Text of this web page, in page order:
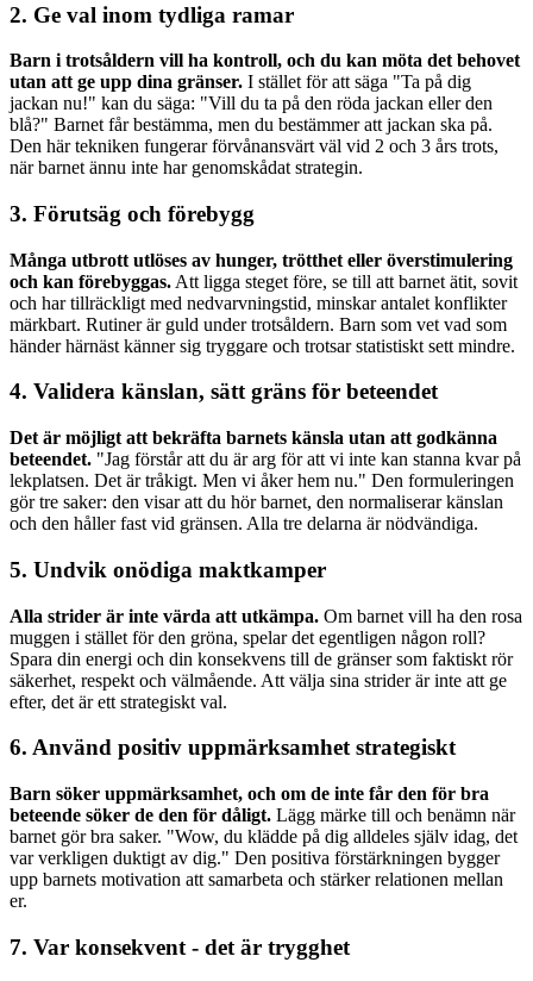
2. Ge val inom tydliga ramar
Barn i trotsåldern vill ha kontroll, och du kan möta det behovet
utan att ge upp dina gränser. I stället för att säga "Ta på dig
jackan nu!" kan du säga: "Vill du ta på den röda jackan eller den
blå?" Barnet får bestämma, men du bestämmer att jackan ska på.
Den här tekniken fungerar förvånansvärt väl vid 2 och 3 års trots,
när barnet ännu inte har genomskådat strategin.
3. Förutsäg och förebygg
Många utbrott utlöses av hunger, trötthet eller överstimulering
och kan förebyggas. Att ligga steget före, se till att barnet ätit, sovit
och har tillräckligt med nedvarvningstid, minskar antalet konflikter
märkbart. Rutiner är guld under trotsåldern. Barn som vet vad som
händer härnäst känner sig tryggare och trotsar statistiskt sett mindre.
4. Validera känslan, sätt gräns för beteendet
Det är möjligt att bekräfta barnets känsla utan att godkänna
beteendet. "Jag förstår att du är arg för att vi inte kan stanna kvar på
lekplatsen. Det är tråkigt. Men vi åker hem nu." Den formuleringen
gör tre saker: den visar att du hör barnet, den normaliserar känslan
och den håller fast vid gränsen. Alla tre delarna är nödvändiga.
5. Undvik onödiga maktkamper
Alla strider är inte värda att utkämpa. Om barnet vill ha den rosa
muggen i stället för den gröna, spelar det egentligen någon roll?
Spara din energi och din konsekvens till de gränser som faktiskt rör
säkerhet, respekt och välmående. Att välja sina strider är inte att ge
efter, det är ett strategiskt val.
6. Använd positiv uppmärksamhet strategiskt
Barn söker uppmärksamhet, och om de inte får den för bra
beteende söker de den för dåligt. Lägg märke till och benämn när
barnet gör bra saker. "Wow, du klädde på dig alldeles själv idag, det
var verkligen duktigt av dig." Den positiva förstärkningen bygger
upp barnets motivation att samarbeta och stärker relationen mellan
er.
7. Var konsekvent - det är trygghet